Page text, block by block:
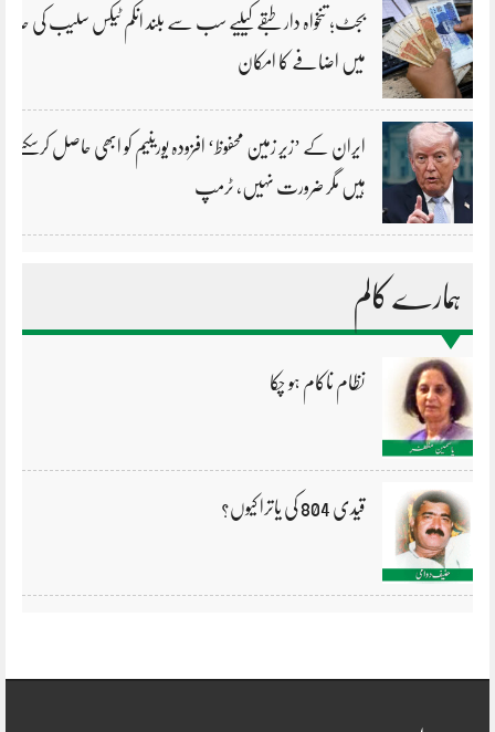
بجٹ؛ تنخواہ دار طبقے کیلیے سب سے بلند انکم ٹیکس سلیب کی حد
میں اضافے کا امکان
ایران کے ’زیر زمین محفوظ‘ افزودہ یورینیم کو ابھی حاصل کرسکتے
ہیں مگر ضرورت نہیں، ٹرمپ
ہمارے کالم
نظام ناکام ہو چکا
قیدی 804 کی یاترا کیوں؟